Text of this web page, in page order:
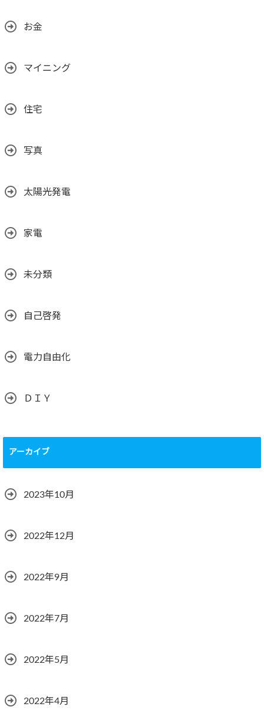
お金
マイニング
住宅
写真
太陽光発電
家電
未分類
自己啓発
電力自由化
ＤＩＹ
アーカイブ
2023年10月
2022年12月
2022年9月
2022年7月
2022年5月
2022年4月